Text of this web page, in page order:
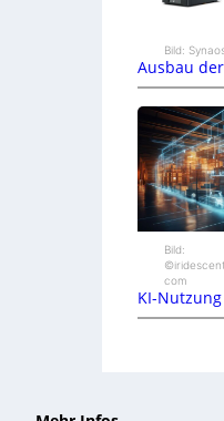
Bild:
Ausbau
Bild:
com
KI-